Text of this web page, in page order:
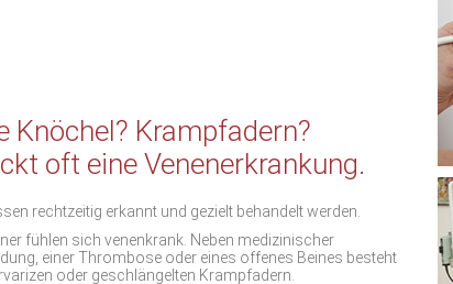
Knöchel? Krampfadern?
oft eine Venenerkrankung.
rechtzeitig erkannt und gezielt behandelt werden.
fühlen sich venenkrank. Neben medizinischer
einer Thrombose oder eines offenes Beines besteht
oder geschlängelten Krampfadern.